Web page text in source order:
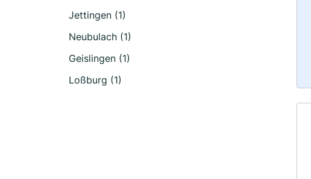
Jettingen (1)
Neubulach (1)
Geislingen (1)
Loßburg (1)